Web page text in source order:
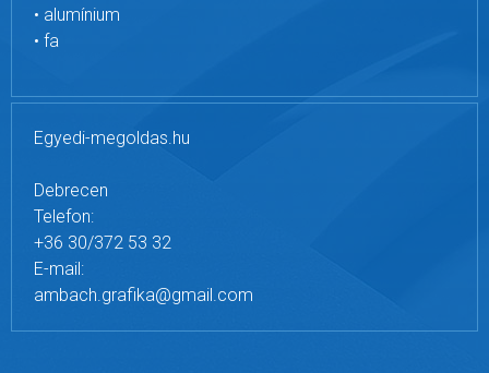
• alumínium
• fa
Egyedi-megoldas.hu
Debrecen
Telefon:
+36 30/372 53 32
E-mail:
ambach.grafika@gmail.com